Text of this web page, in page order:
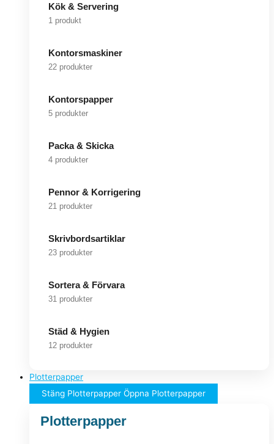
Kök & Servering
1 produkt
Kontorsmaskiner
22 produkter
Kontorspapper
5 produkter
Packa & Skicka
4 produkter
Pennor & Korrigering
21 produkter
Skrivbordsartiklar
23 produkter
Sortera & Förvara
31 produkter
Städ & Hygien
12 produkter
Plotterpapper
Stäng Plotterpapper Öppna Plotterpapper
Plotterpapper